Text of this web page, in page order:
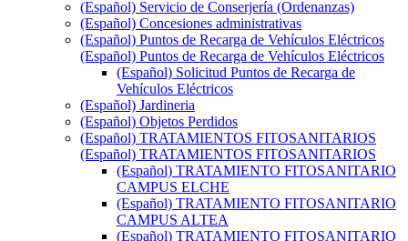
(Español) Servicio de Conserjería (Ordenanzas)
(Español) Concesiones administrativas
(Español) Puntos de Recarga de Vehículos Eléctricos
(Español) Puntos de Recarga de Vehículos Eléctricos
(Español) Solicitud Puntos de Recarga de
Vehículos Eléctricos
(Español) Jardineria
(Español) Objetos Perdidos
(Español) TRATAMIENTOS FITOSANITARIOS
(Español) TRATAMIENTOS FITOSANITARIOS
(Español) TRATAMIENTO FITOSANITARIO
CAMPUS ELCHE
(Español) TRATAMIENTO FITOSANITARIO
CAMPUS ALTEA
(Español) TRATAMIENTO FITOSANITARIO